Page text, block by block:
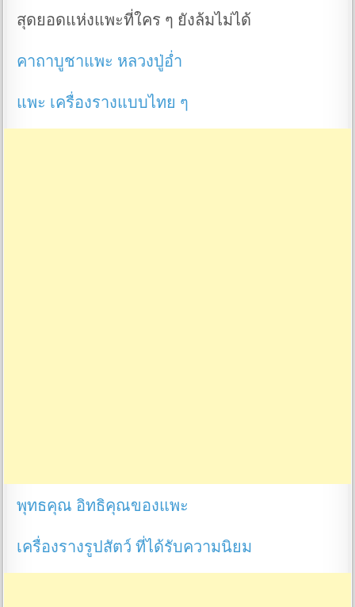
สุดยอดแห่งแพะที่ใคร ๆ ยังล้มไม่ได้
คาถาบูชาแพะ หลวงปู่อ่ำ
แพะ เครื่องรางแบบไทย ๆ
พุทธคุณ อิทธิคุณของแพะ
เครื่องรางรูปสัตว์ ที่ได้รับความนิยม